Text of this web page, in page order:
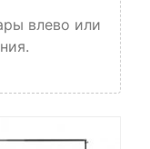
влево или